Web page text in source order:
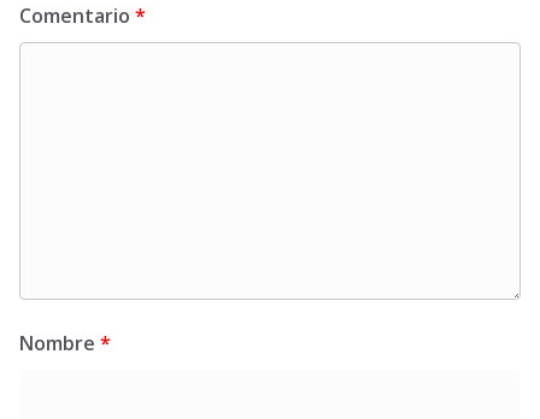
Comentario *
Nombre *